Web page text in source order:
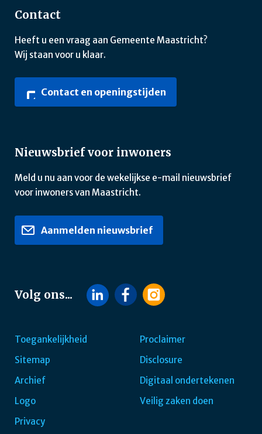
Contact
Heeft u een vraag aan Gemeente Maastricht?
Wij staan voor u klaar.
Contact en openingstijden
Nieuwsbrief voor inwoners
Meld u nu aan voor de wekelijkse e-mail nieuwsbrief
voor inwoners van Maastricht.
Aanmelden nieuwsbrief
Volg ons...
Footer
navigatie
Toegankelijkheid
Sitemap
Archief
Logo
Privacy
Proclaimer
Disclosure
Digitaal ondertekenen
Veilig zaken doen